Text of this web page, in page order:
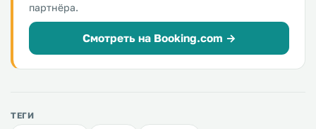
партнёра.
Смотреть на Booking.com →
ТЕГИ